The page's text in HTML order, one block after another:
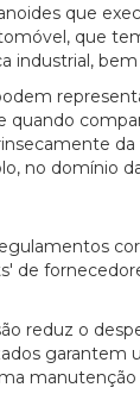
que
que
industrial,
quando
no domínio
de
reduz o
garantem